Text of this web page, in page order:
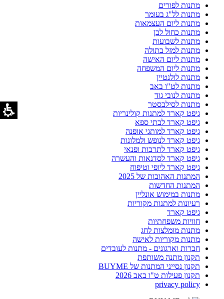
מתנות לפורים
מתנות לל"ג בעומר
מתנות ליום העצמאות
מתנות כחול לבן
מתנות לשבועות
מתנות למזל בתולה
מתנות ליום האישה
מתנות ליום המשפחה
מתנות לולנטיין
מתנות לט"ו באב
מתנות לנובי גוד
מתנות לסילבסטר
גיפט קארד למתנות קולינריות
גיפט קארד לבתי ספא
גיפט קארד למותגי אופנה
גיפט קארד לנופש ולמלונות
גיפט קארד לתרבות ופנאי
גיפט קארד לסדנאות והעשרה
גיפט קארד ליופי וטיפוח
המתנות האהובות של 2025
המתנות החדשות
מתנות במימוש אונליין
רעיונות למתנות מקוריות
גיפט קארד
חוויות משפחתיות
מתנות מומלצות לחג
מתנות מקוריות לאישה
חברות וארגונים - מתנות לעובדים
תקנון מתנה משותפת
תקנון נסייני המתנות של BUYME
תקנון פעילות ט"ו באב 2026
privacy policy